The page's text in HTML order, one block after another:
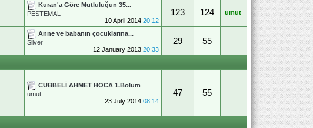
Kuran'a Göre Mutluluğun 35...
PESTEMAL
10 April 2014 20:12
123 124 umut
Anne ve babanın çocuklarına...
Silver
12 January 2013 20:33
29 55
CÜBBELİ AHMET HOCA 1.Bölüm
umut
23 July 2014 08:14
47 55